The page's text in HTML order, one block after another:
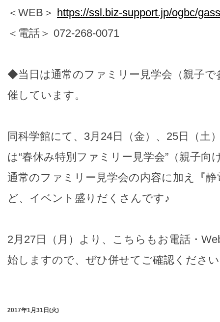
＜WEB＞ https://ssl.biz-support.jp/ogbc/
＜電話＞ 072-268-0071
◆当日は通常のファミリー見学会（親子で
催しています。
同科学館にて、3月24日（金）、25日（土
は“春休み特別ファミリー見学会”（親子向
通常のファミリー見学会の内容に加え『
ど、イベント盛りだくさんです♪
2月27日（月）より、こちらもお電話・
始しますので、ぜひ併せてご確認くださ
2017年1月31日(火)